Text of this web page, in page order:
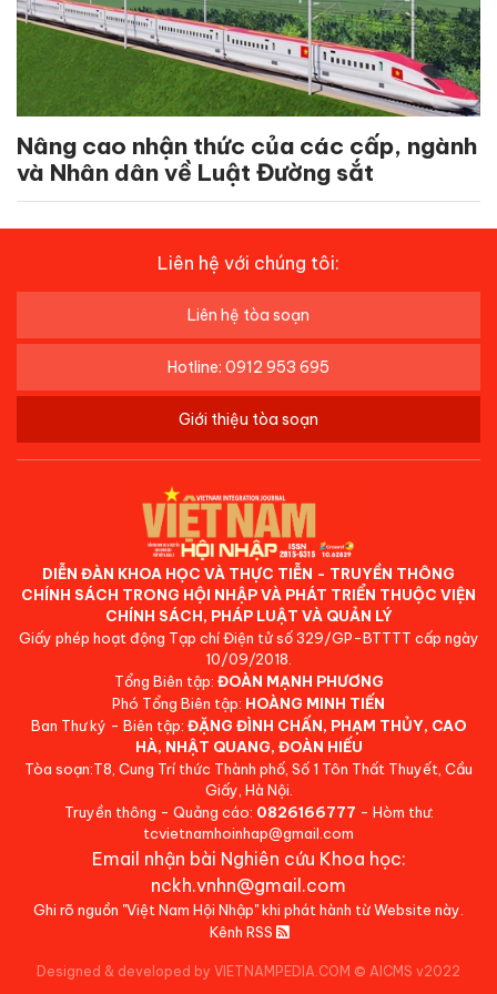
Nâng cao nhận thức của các cấp, ngành
và Nhân dân về Luật Đường sắt
Liên hệ với chúng tôi:
Liên hệ tòa soạn
Hotline: 0912 953 695
Giới thiệu tòa soạn
DIỄN ĐÀN KHOA HỌC VÀ THỰC TIỄN - TRUYỀN THÔNG
CHÍNH SÁCH TRONG HỘI NHẬP VÀ PHÁT TRIỂN THUỘC VIỆN
CHÍNH SÁCH, PHÁP LUẬT VÀ QUẢN LÝ
Giấy phép hoạt động Tạp chí Điện tử số 329/GP-BTTTT cấp ngày
10/09/2018.
Tổng Biên tập: ĐOÀN MẠNH PHƯƠNG
Phó Tổng Biên tập: HOÀNG MINH TIẾN
Ban Thư ký - Biên tập: ĐẶNG ĐÌNH CHẤN, PHẠM THỦY, CAO
HÀ, NHẬT QUANG, ĐOÀN HIẾU
Tòa soạn:T8, Cung Trí thức Thành phố, Số 1 Tôn Thất Thuyết, Cầu
Giấy, Hà Nội.
Truyền thông - Quảng cáo: 0826166777 - Hòm thư:
tcvietnamhoinhap@gmail.com
Email nhận bài Nghiên cứu Khoa học:
nckh.vnhn@gmail.com
Ghi rõ nguồn "Việt Nam Hội Nhập" khi phát hành từ Website này.
Kênh RSS
Designed & developed by VIETNAMPEDIA.COM © AICMS v2022